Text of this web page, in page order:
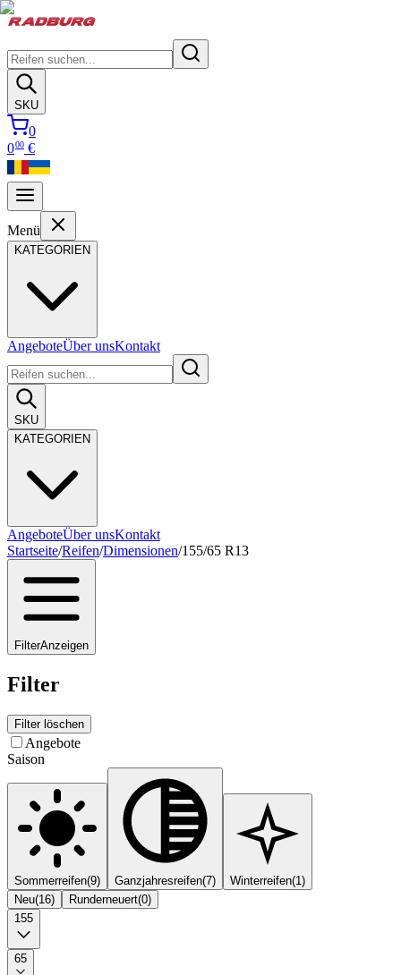
SKU
0
000 €
Menü
KATEGORIEN
AngeboteÜber unsKontakt
SKU
KATEGORIEN
AngeboteÜber unsKontakt
Startseite/Reifen/Dimensionen/155/65 R13
FilterAnzeigen
Filter
Filter löschen
Angebote
Saison
Sommerreifen(9) Ganzjahresreifen(7) Winterreifen(1)
Neu(16) Runderneuert(0)
155
65